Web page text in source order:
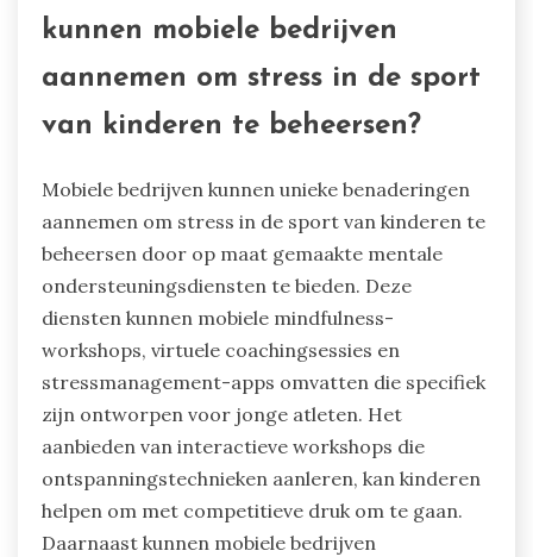
kunnen mobiele bedrijven
aannemen om stress in de sport
van kinderen te beheersen?
Mobiele bedrijven kunnen unieke benaderingen
aannemen om stress in de sport van kinderen te
beheersen door op maat gemaakte mentale
ondersteuningsdiensten te bieden. Deze
diensten kunnen mobiele mindfulness-
workshops, virtuele coachingsessies en
stressmanagement-apps omvatten die specifiek
zijn ontworpen voor jonge atleten. Het
aanbieden van interactieve workshops die
ontspanningstechnieken aanleren, kan kinderen
helpen om met competitieve druk om te gaan.
Daarnaast kunnen mobiele bedrijven